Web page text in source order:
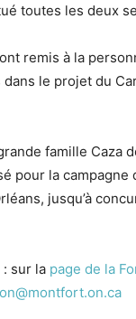
toutes les deux
remis à la
le projet du
famille Caza
pour la campagne
jusqu’à
sur la page de la